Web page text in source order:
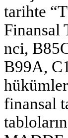
tarihte
Finansal
nci,
B99A,
finansal